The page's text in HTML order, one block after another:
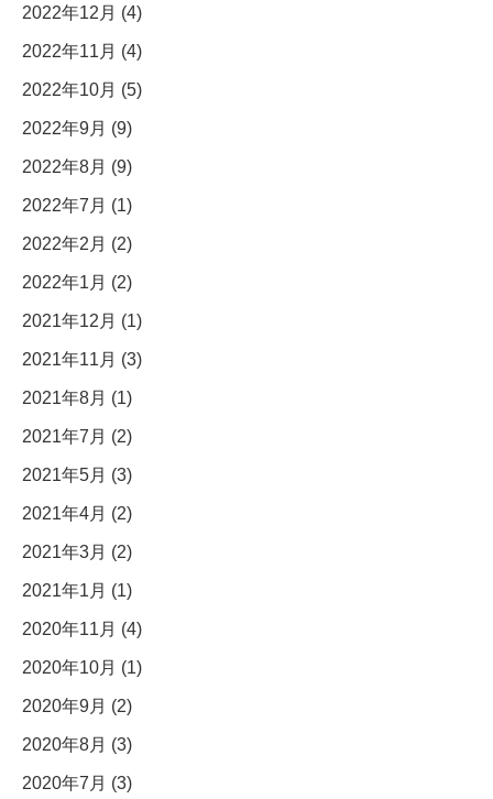
2022年12月 (4)
2022年11月 (4)
2022年10月 (5)
2022年9月 (9)
2022年8月 (9)
2022年7月 (1)
2022年2月 (2)
2022年1月 (2)
2021年12月 (1)
2021年11月 (3)
2021年8月 (1)
2021年7月 (2)
2021年5月 (3)
2021年4月 (2)
2021年3月 (2)
2021年1月 (1)
2020年11月 (4)
2020年10月 (1)
2020年9月 (2)
2020年8月 (3)
2020年7月 (3)